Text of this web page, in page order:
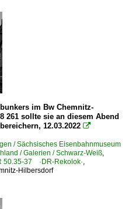
im Bw Chemnitz-
261 sollte sie an diesem Abend
12.03.2022 
/ Sächsisches Eisenbahnmuseum
/ Galerien / Schwarz-Weiß,
50.35-37 ·DR-Rekolok·,
Hilbersdorf